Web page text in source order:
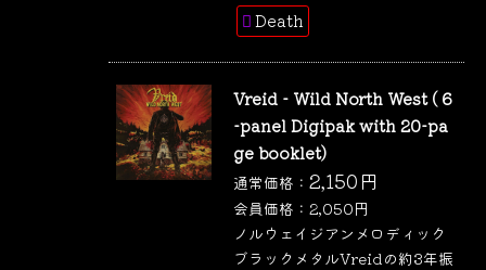
Death
Vreid - Wild North West ( 6
-panel Digipak with 20-pa
ge booklet)
通常価格：2,150 円
会員価格：2,050円
ノルウェイジアンメロディック
ブラックメタルVreidの約3年振